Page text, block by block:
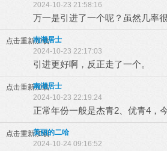
2024-10-23 21:58:16
万一是引进了一个呢？虽然几率很
点击重新加载
南湖居士
2024-10-23 22:17:03
引进更好啊，反正走了一个。
点击重新加载
南湖居士
2024-10-23 22:19:24
正常年份一般是杰青2、优青4，
点击重新加载美丽的二哈
2024-10-24 09:16:52